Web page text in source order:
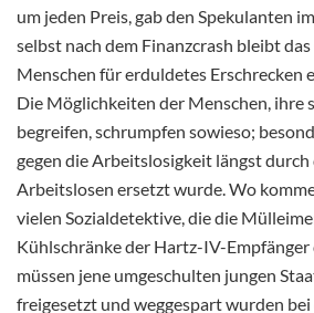
um jeden Preis, gab den Spekulanten
selbst nach dem Finanzcrash bleibt
Menschen für erduldetes Erschrecken
Die Möglichkeiten der Menschen, ihre
begreifen, schrumpfen sowieso;
gegen die Arbeitslosigkeit längst durch
Arbeitslosen ersetzt wurde. Wo
vielen Sozialdetektive, die die
Kühlschränke der Hartz-IV-Empfänger
müssen jene umgeschulten jungen
freigesetzt und weggespart wurden